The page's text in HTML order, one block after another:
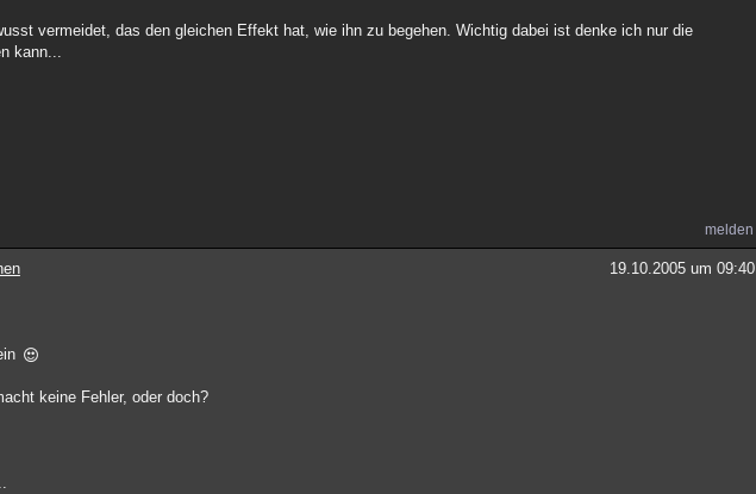
vermeidet, das den gleichen Effekt hat, wie ihn zu begehen. Wichtig dabei ist denke ich nur die
kann...
melden
19.10.2005 um 09:40
keine Fehler, oder doch?